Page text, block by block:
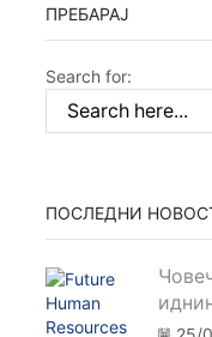
ПРЕБАРАЈ
Search for:
ПОСЛЕДНИ